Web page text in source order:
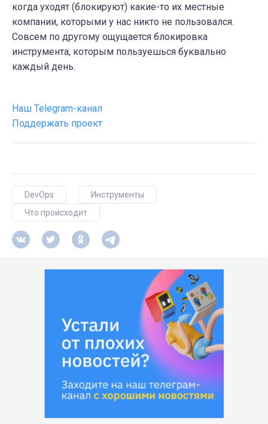
когда уходят (блокируют) какие-то их местные
компании, которыми у нас никто не пользовался.
Совсем по другому ощущается блокировка
инструмента, которым пользуешься буквально
каждый день.
Наш Telegram-канал
Поддержать проект
DevOps
Инструменты
Что происходит